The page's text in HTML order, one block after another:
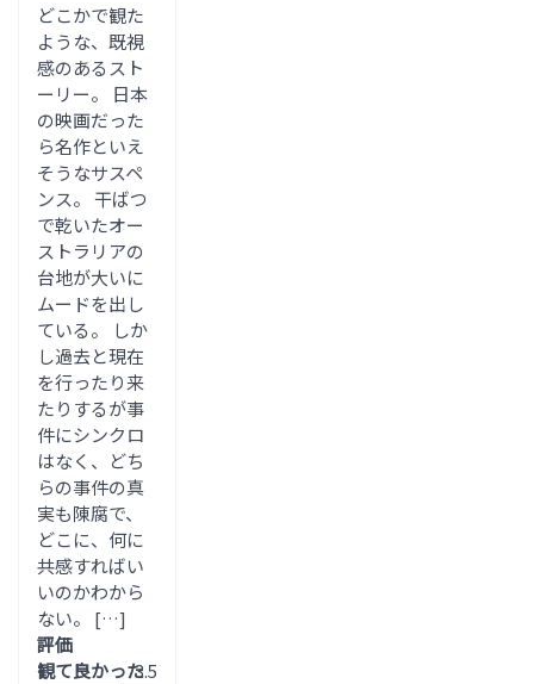
どこかで観た
ような、既視
感のあるスト
ーリー。 日本
の映画だった
ら名作といえ
そうなサスペ
ンス。 干ばつ
で乾いたオー
ストラリアの
台地が大いに
ムードを出し
ている。 しか
し過去と現在
を行ったり来
たりするが事
件にシンクロ
はなく、どち
らの事件の真
実も陳腐で、
どこに、何に
共感すればい
いのかわから
ない。 […]
評価
観て良かった3.5